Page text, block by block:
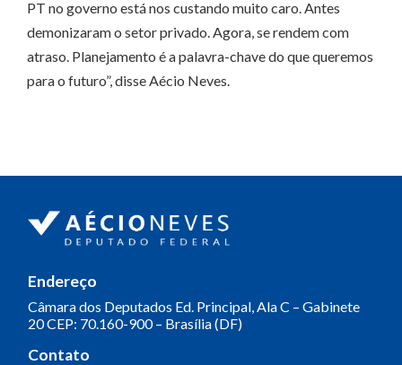
PT no governo está nos custando muito caro. Antes
demonizaram o setor privado. Agora, se rendem com
atraso. Planejamento é a palavra-chave do que queremos
para o futuro”, disse Aécio Neves.
Endereço
Câmara dos Deputados Ed. Principal, Ala C – Gabinete
20CEP: 70.160-900 – Brasília (DF)
Contato